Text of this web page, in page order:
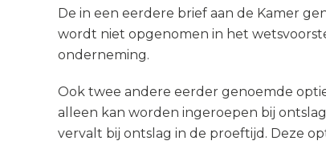
De in een eerdere brief aan de Kamer
wordt niet opgenomen in het
onderneming.
Ook twee andere eerder genoemde
alleen kan worden ingeroepen bij
vervalt bij ontslag in de proeftijd. Deze